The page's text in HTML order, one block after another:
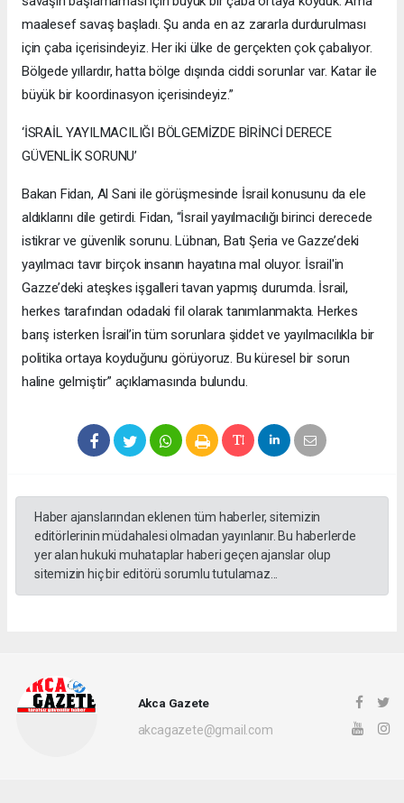
maalesef savaş başladı. Şu anda en az zararla durdurulması
için çaba içerisindeyiz. Her iki ülke de gerçekten çok çabalıyor.
Bölgede yıllardır, hatta bölge dışında ciddi sorunlar var. Katar ile
büyük bir koordinasyon içerisindeyiz.”
‘İSRAİL YAYILMACILIĞI BÖLGEMİZDE BİRİNCİ DERECE
GÜVENLİK SORUNU’
Bakan Fidan, Al Sani ile görüşmesinde İsrail konusunu da ele
aldıklarını dile getirdi. Fidan, “İsrail yayılmacılığı birinci derecede
istikrar ve güvenlik sorunu. Lübnan, Batı Şeria ve Gazze’deki
yayılmacı tavır birçok insanın hayatına mal oluyor. İsrail'in
Gazze’deki ateşkes işgalleri tavan yapmış durumda. İsrail,
herkes tarafından odadaki fil olarak tanımlanmakta. Herkes
barış isterken İsrail’in tüm sorunlara şiddet ve yayılmacılıkla bir
politika ortaya koyduğunu görüyoruz. Bu küresel bir sorun
haline gelmiştir” açıklamasında bulundu.
Haber ajanslarından eklenen tüm haberler, sitemizin
editörlerinin müdahalesi olmadan yayınlanır. Bu haberlerde
yer alan hukuki muhataplar haberi geçen ajanslar olup
sitemizin hiç bir editörü sorumlu tutulamaz...
Akca Gazete
akcagazete@gmail.com